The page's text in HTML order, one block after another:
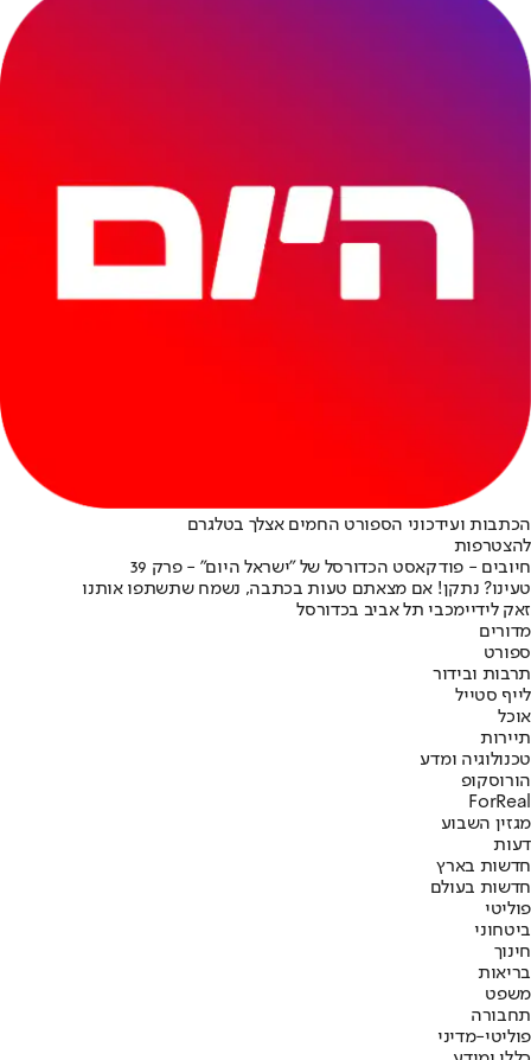
הכתבות ועידכוני הספורט החמים אצלך בטלגרם
להצטרפות
חיובים - פודקאסט הכדורסל של "ישראל היום" - פרק 39
טעינו? נתקן! אם מצאתם טעות בכתבה, נשמח שתשתפו אותנו
זאק לידיימכבי תל אביב בכדורסל
מדורים
ספורט
תרבות ובידור
לייף סטייל
אוכל
תיירות
טכנולוגיה ומדע
הורוסקופ
ForReal
מגזין השבוע
דעות
חדשות בארץ
חדשות בעולם
פוליטי
ביטחוני
חינוך
בריאות
משפט
תחבורה
פוליטי-מדיני